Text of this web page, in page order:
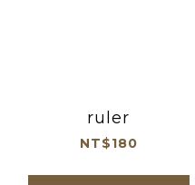
ruler
NT$180